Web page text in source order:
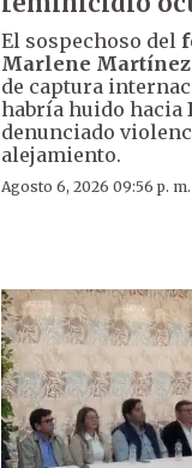
El sospechoso del
Marlene Martínez
de captura
habría huido hacia
denunciado
alejamiento.
Agosto 6, 2026 09:56 p. m.